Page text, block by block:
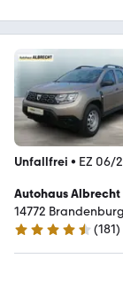
Unfallfrei • EZ 06/
Autohaus Albrecht
14772
4.3 Sterne
(181)